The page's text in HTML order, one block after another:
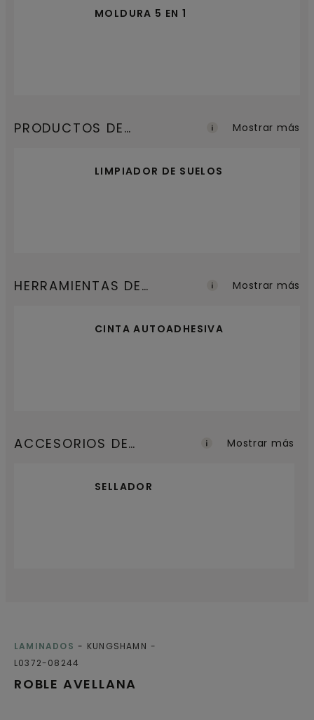
MOLDURA 5 EN 1
PRODUCTOS DE
LIMPIADOR DE SUELOS
Mostrar más
HERRAMIENTAS DE
CINTA AUTOADHESIVA
Mostrar más
ACCESORIOS DE
SELLADOR
Mostrar más
ROBLE AVELLANA
LAMINADOS
KUNGSHAMN
L0372-08244